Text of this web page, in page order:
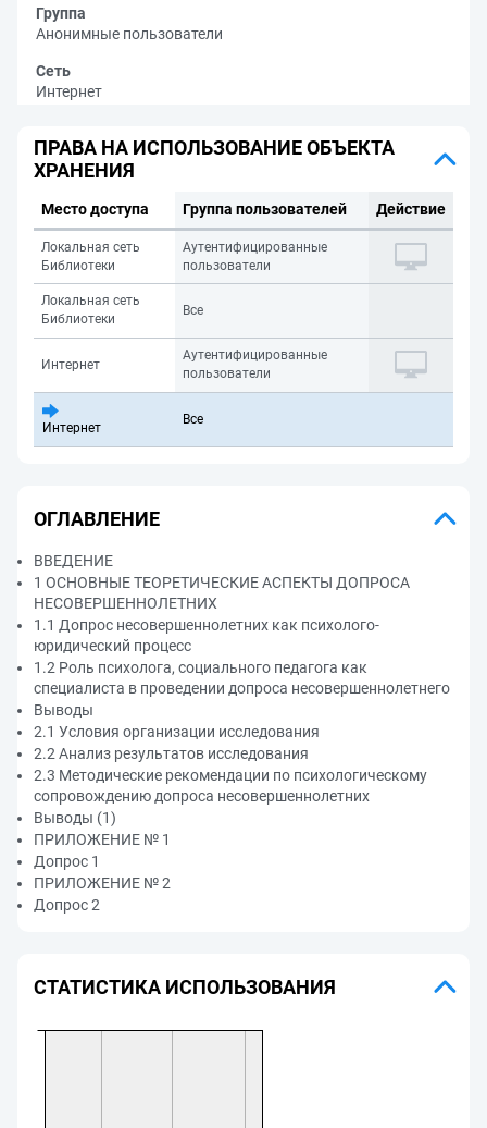
Группа
Анонимные пользователи
Сеть
Интернет
ПРАВА НА ИСПОЛЬЗОВАНИЕ ОБЪЕКТА
ХРАНЕНИЯ
Место доступа Группа пользователей Действие
Локальная сеть
Библиотеки
Аутентифицированные
пользователи
Локальная сеть
Библиотеки
Все
Интернет
Аутентифицированные
пользователи
Интернет
Все
ОГЛАВЛЕНИЕ
ВВЕДЕНИЕ
1 ОСНОВНЫЕ ТЕОРЕТИЧЕСКИЕ АСПЕКТЫ ДОПРОСА
НЕСОВЕРШЕННОЛЕТНИХ
1.1 Допрос несовершеннолетних как психолого-
юридический процесс
1.2 Роль психолога, социального педагога как
специалиста в проведении допроса несовершеннолетнего
Выводы
2.1 Условия организации исследования
2.2 Анализ результатов исследования
2.3 Методические рекомендации по психологическому
сопровождению допроса несовершеннолетних
Выводы (1)
ПРИЛОЖЕНИЕ № 1
Допрос 1
ПРИЛОЖЕНИЕ № 2
Допрос 2
СТАТИСТИКА ИСПОЛЬЗОВАНИЯ